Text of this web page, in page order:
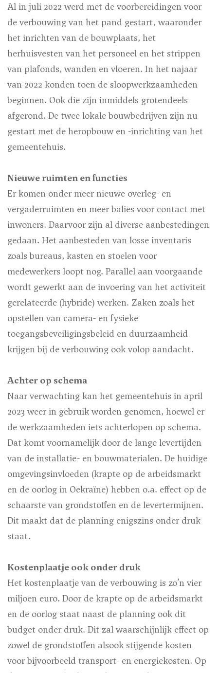
Al in juli 2022 werd met de voorbereidingen voor
de verbouwing van het pand gestart, waaronder
het inrichten van de bouwplaats, het
herhuisvesten van het personeel en het strippen
van plafonds, wanden en vloeren. In het najaar
van 2022 konden toen de sloopwerkzaamheden
beginnen. Ook die zijn inmiddels grotendeels
afgerond. De twee lokale bouwbedrijven zijn nu
gestart met de heropbouw en -inrichting van het
gemeentehuis.
Nieuwe ruimten en functies
Er komen onder meer nieuwe overleg- en
vergaderruimten en meer balies voor contact met
inwoners. Daarvoor zijn al diverse aanbestedingen
gedaan. Het aanbesteden van losse inventaris
zoals bureaus, kasten en stoelen voor
medewerkers loopt nog. Parallel aan voorgaande
wordt gewerkt aan de invoering van het activiteit
gerelateerde (hybride) werken. Zaken zoals het
opstellen van camera- en fysieke
toegangsbeveiligingsbeleid en duurzaamheid
krijgen bij de verbouwing ook volop aandacht.
Achter op schema
Naar verwachting kan het gemeentehuis in april
2023 weer in gebruik worden genomen, hoewel er
de werkzaamheden iets achterlopen op schema.
Dat komt voornamelijk door de lange levertijden
van de installatie- en bouwmaterialen. De huidige
omgevingsinvloeden (krapte op de arbeidsmarkt
en de oorlog in Oekraïne) hebben o.a. effect op de
schaarste van grondstoffen en de levertermijnen.
Dit maakt dat de planning enigszins onder druk
staat.
Kostenplaatje ook onder druk
Het kostenplaatje van de verbouwing is zo’n vier
miljoen euro. Door de krapte op de arbeidsmarkt
en de oorlog staat naast de planning ook dit
budget onder druk. Dit zal waarschijnlijk effect op
zowel de grondstoffen alsook stijgende kosten
voor bijvoorbeeld transport- en energiekosten. Op